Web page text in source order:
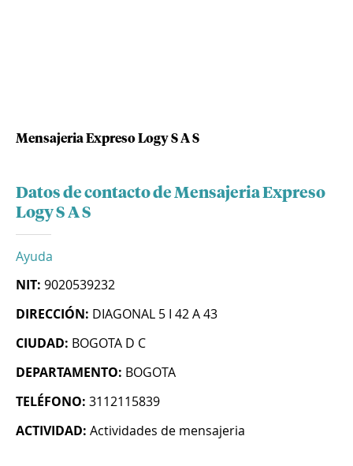
Mensajeria Expreso Logy S A S
Datos de contacto de Mensajeria Expreso
Logy S A S
Ayuda
NIT: 9020539232
DIRECCIÓN: DIAGONAL 5 I 42 A 43
CIUDAD: BOGOTA D C
DEPARTAMENTO: BOGOTA
TELÉFONO: 3112115839
ACTIVIDAD: Actividades de mensajeria